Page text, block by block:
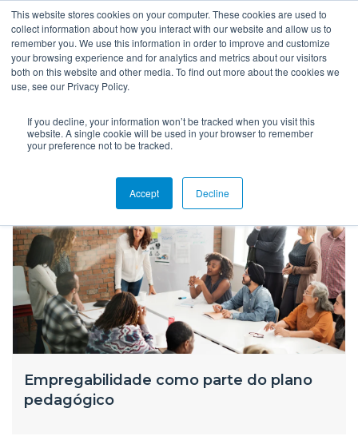
This website stores cookies on your computer. These cookies are used to
collect information about how you interact with our website and allow us to
remember you. We use this information in order to improve and customize
your browsing experience and for analytics and metrics about our visitors
both on this website and other media. To find out more about the cookies we
use, see our Privacy Policy.
If you decline, your information won’t be tracked when you visit this
website. A single cookie will be used in your browser to remember
your preference not to be tracked.
Accept Decline
Blog
Empregabilidade como parte do plano
pedagógico